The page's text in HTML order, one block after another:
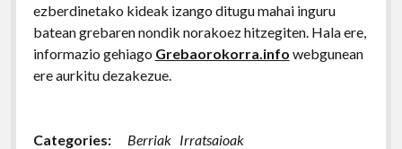
ezberdinetako kideak izango ditugu mahai inguru
batean grebaren nondik norakoez hitzegiten. Hala ere,
informazio gehiago Grebaorokorra.info webgunean
ere aurkitu dezakezue.
Categories: Berriak Irratsaioak